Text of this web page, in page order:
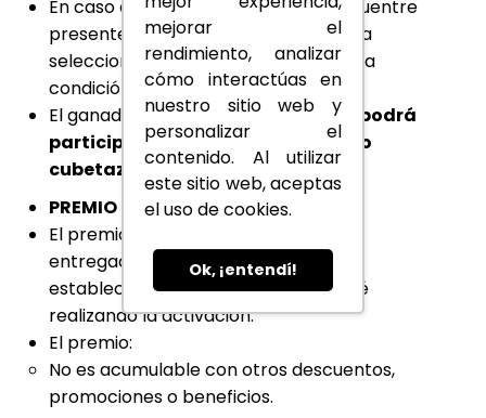
mejorar el
rendimiento, analizar
cómo interactúas en
nuestro sitio web y
personalizar el
contenido. Al utilizar
este sitio web, aceptas
el uso de cookies.
Ok, ¡entendí!
En caso de que el ganador no se encuentre
presente,
el sorteo se repetirá
hasta
seleccionar un ganador que cumpla la
condición.
El ganador delprimer cubetazo no podrá
participar en el sorteo del segundo
cubetazo del mismo partido.
PREMIO
El premio consiste en
entregados exclusivamente en el
establecimiento aliado donde se esté
realizando la activación.
El premio:
No es acumulable con otros descuentos,
promociones o beneficios.